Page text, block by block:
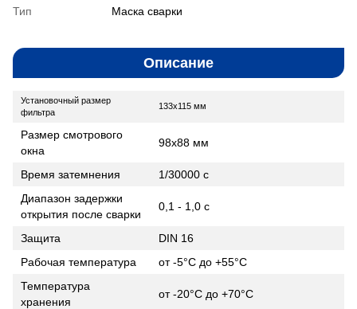
Тип Маска сварки
Описание
Установочный размер
фильтра
133х115 мм
Размер смотрового
окна
98х88 мм
Время затемнения
1/30000 с
Диапазон задержки
открытия после сварки
0,1 - 1,0 с
Защита
DIN 16
Рабочая температура
от -5°C до +55°C
Температура
хранения
от -20°C до +70°C